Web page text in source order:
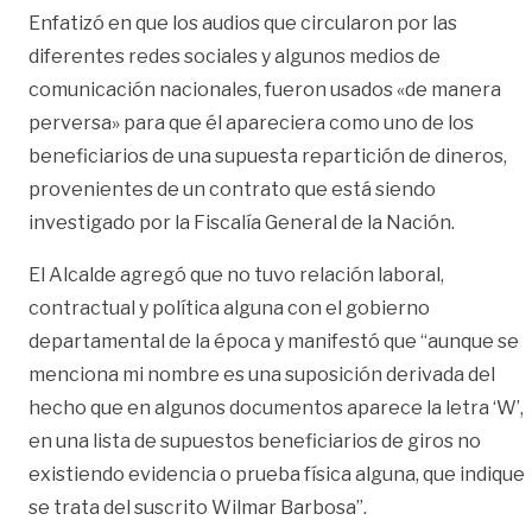
Enfatizó en que los audios que circularon por las
diferentes redes sociales y algunos medios de
comunicación nacionales, fueron usados «de manera
perversa» para que él apareciera como uno de los
beneficiarios de una supuesta repartición de dineros,
provenientes de un contrato que está siendo
investigado por la Fiscalía General de la Nación.
El Alcalde agregó que no tuvo relación laboral,
contractual y política alguna con el gobierno
departamental de la época y manifestó que “aunque se
menciona mi nombre es una suposición derivada del
hecho que en algunos documentos aparece la letra ‘W’,
en una lista de supuestos beneficiarios de giros no
existiendo evidencia o prueba física alguna, que indique
se trata del suscrito Wilmar Barbosa”.